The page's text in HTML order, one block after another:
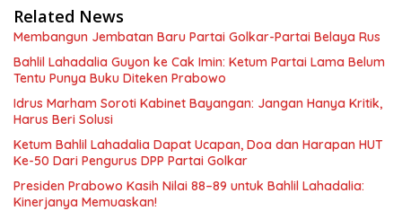
Related News
Membangun Jembatan Baru Partai Golkar-Partai Belaya Rus
Bahlil Lahadalia Guyon ke Cak Imin: Ketum Partai Lama Belum
Tentu Punya Buku Diteken Prabowo
Idrus Marham Soroti Kabinet Bayangan: Jangan Hanya Kritik,
Harus Beri Solusi
Ketum Bahlil Lahadalia Dapat Ucapan, Doa dan Harapan HUT
Ke-50 Dari Pengurus DPP Partai Golkar
Presiden Prabowo Kasih Nilai 88–89 untuk Bahlil Lahadalia:
Kinerjanya Memuaskan!